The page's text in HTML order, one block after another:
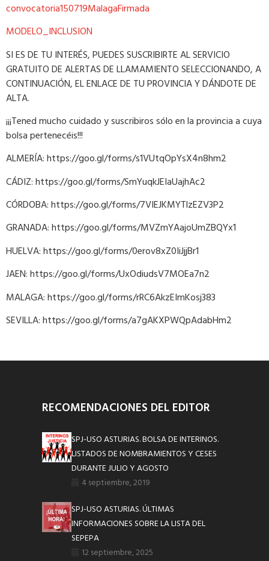
convocatoria150719MalagaFirmada
MODELO_INCLUSION
SI ES DE TU INTERÉS, PUEDES SUSCRIBIRTE AL SERVICIO
GRATUITO DE ALERTAS DE LLAMAMIENTO SELECCIONANDO, A
CONTINUACIÓN, EL ENLACE DE TU PROVINCIA Y DÁNDOTE DE
ALTA.
¡¡¡Tened mucho cuidado y suscribiros sólo en la provincia a cuya
bolsa pertenecéis!!!
ALMERÍA: https://goo.gl/forms/s1VUtqOpYsX4n8hm2
CÁDIZ: https://goo.gl/forms/SmYuqkJEIaUajhAc2
CÓRDOBA: https://goo.gl/forms/7VIEJKMYTlzEZV3P2
GRANADA: https://goo.gl/forms/MVZmYAajoUmZBQYx1
HUELVA: https://goo.gl/forms/0erov8xZ0IiJjjBr1
JAEN: https://goo.gl/forms/UxOdiudsV7MOEa7n2
MALAGA: https://goo.gl/forms/rRC6AkzEImKosj383
SEVILLA: https://goo.gl/forms/a7gAKXPWQpAdabHm2
RECOMENDACIONES DEL EDITOR
SPJ-USO ASTURIAS. BOLSA DE INTERINOS.
LISTADOS DE NOMBRAMIENTOS Y CESES
DURANTE JULIO Y AGOSTO
4 septiembre, 2019
SPJ-USO ASTURIAS. ÚLTIMAS
INFORMACIONES SOBRE LA LISTA DEL
SEPEPA
12 septiembre, 2025